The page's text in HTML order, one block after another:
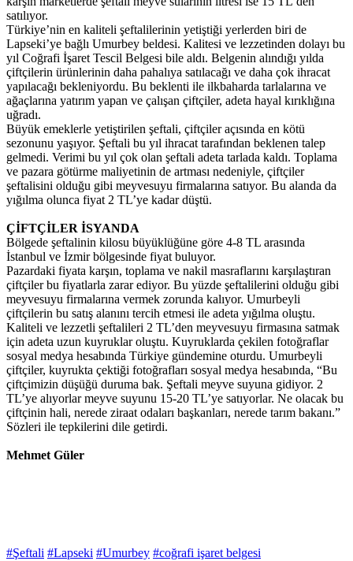
satılıyor.
Türkiye’nin en kaliteli şeftalilerinin yetiştiği yerlerden biri de
Lapseki’ye bağlı Umurbey beldesi. Kalitesi ve lezzetinden dolayı bu
yıl Coğrafi İşaret Tescil Belgesi bile aldı. Belgenin alındığı yılda
çiftçilerin ürünlerinin daha pahalıya satılacağı ve daha çok ihracat
yapılacağı bekleniyordu. Bu beklenti ile ilkbaharda tarlalarına ve
ağaçlarına yatırım yapan ve çalışan çiftçiler, adeta hayal kırıklığına
uğradı.
Büyük emeklerle yetiştirilen şeftali, çiftçiler açısında en kötü
sezonunu yaşıyor. Şeftali bu yıl ihracat tarafından beklenen talep
gelmedi. Verimi bu yıl çok olan şeftali adeta tarlada kaldı. Toplama
ve pazara götürme maliyetinin de artması nedeniyle, çiftçiler
şeftalisini olduğu gibi meyvesuyu firmalarına satıyor. Bu alanda da
yığılma olunca fiyat 2 TL’ye kadar düştü.
ÇİFTÇİLER İSYANDA
Bölgede şeftalinin kilosu büyüklüğüne göre 4-8 TL arasında
İstanbul ve İzmir bölgesinde fiyat buluyor.
Pazardaki fiyata karşın, toplama ve nakil masraflarını karşılaştıran
çiftçiler bu fiyatlarla zarar ediyor. Bu yüzde şeftalilerini olduğu gibi
meyvesuyu firmalarına vermek zorunda kalıyor. Umurbeyli
çiftçilerin bu satış alanını tercih etmesi ile adeta yığılma oluştu.
Kaliteli ve lezzetli şeftalileri 2 TL’den meyvesuyu firmasına satmak
için adeta uzun kuyruklar oluştu. Kuyruklarda çekilen fotoğraflar
sosyal medya hesabında Türkiye gündemine oturdu. Umurbeyli
çiftçiler, kuyrukta çektiği fotoğrafları sosyal medya hesabında, “Bu
çiftçimizin düşüğü duruma bak. Şeftali meyve suyuna gidiyor. 2
TL’ye alıyorlar meyve suyunu 15-20 TL’ye satıyorlar. Ne olacak bu
çiftçinin hali, nerede ziraat odaları başkanları, nerede tarım bakanı.”
Sözleri ile tepkilerini dile getirdi.
Mehmet Güler
#Şeftali #Lapseki #Umurbey #coğrafi işaret belgesi